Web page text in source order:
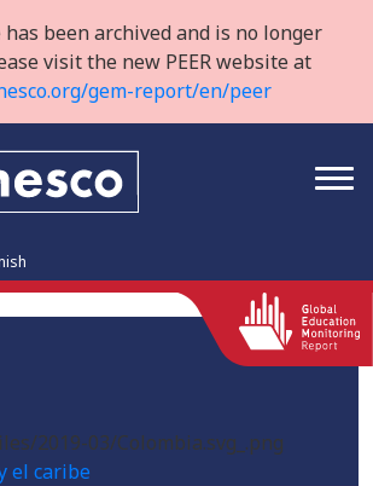
been archived and is no longer
visit the new PEER website at
gem-report/en/peer
2019-03/Colombia.svg_.png
el caribe